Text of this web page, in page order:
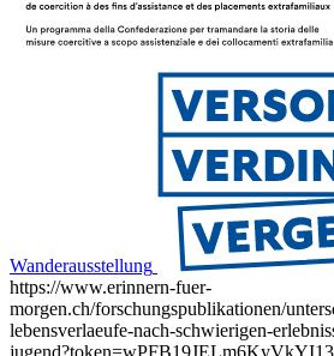
Wanderausstellung
https://www.erinnern-fuer-
morgen.ch/forschungspublikationen/
lebensverlaeufe-nach-schwierigen-